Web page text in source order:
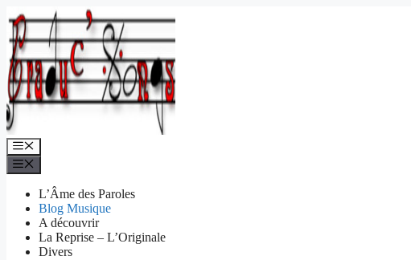
Aller
au
contenu
Menu
L’Âme des Paroles
Blog Musique
A découvrir
La Reprise – L’Originale
Divers